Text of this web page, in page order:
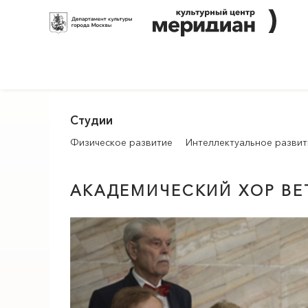
Студии
Физическое развитие Интеллектуальное
АКАДЕМИЧЕСКИЙ ХОР